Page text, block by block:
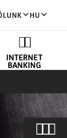
HU
INTERNET
BANKING